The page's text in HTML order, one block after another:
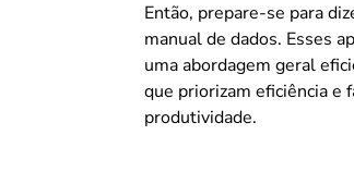
Então, prepare-se para
manual de dados. Esses
uma abordagem geral
que priorizam eficiência e
produtividade.